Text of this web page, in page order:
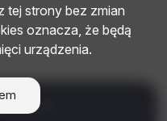
© 2026
tej strony bez zmian
oznacza, że będą
urządzenia.